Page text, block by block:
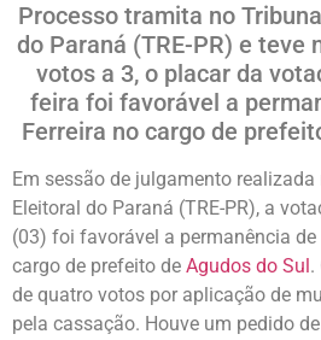
Processo tramita no
do Paraná (TRE-PR) e teve
votos a 3, o placar da
feira foi favorável a
Ferreira no cargo de
Em sessão de julgamento realizada
Eleitoral do Paraná (TRE-PR), a
(03) foi favorável a permanência de
cargo de prefeito de Agudos do Sul .
de quatro votos por aplicação de
pela cassação. Houve um pedido